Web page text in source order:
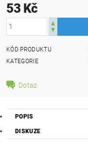
53 Kč
KÓD PRODUKTU
KATEGORIE
Dotaz
POPIS
DISKUZE